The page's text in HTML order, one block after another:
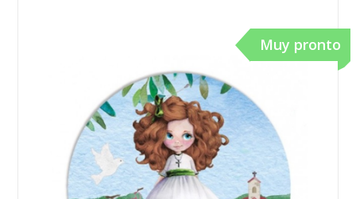
Muy pronto